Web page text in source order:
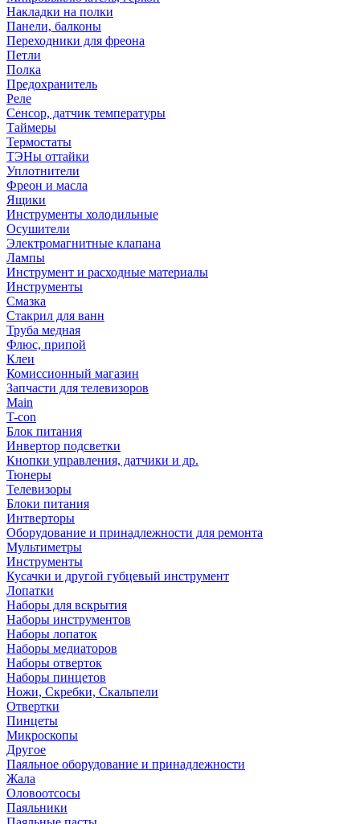
Накладки на полки
Панели, балконы
Переходники для фреона
Петли
Полка
Предохранитель
Реле
Сенсор, датчик температуры
Таймеры
Термостаты
ТЭНы оттайки
Уплотнители
Фреон и масла
Ящики
Инструменты холодильные
Осушители
Электромагнитные клапана
Лампы
Инструмент и расходные материалы
Инструменты
Смазка
Стакрил для ванн
Труба медная
Флюс, припой
Клеи
Комиссионный магазин
Запчасти для телевизоров
Main
T-con
Блок питания
Инвертор подсветки
Кнопки управления, датчики и др.
Тюнеры
Телевизоры
Блоки питания
Интверторы
Оборудование и принадлежности для ремонта
Мультиметры
Инструменты
Кусачки и другой губцевый инструмент
Лопатки
Наборы для вскрытия
Наборы инструментов
Наборы лопаток
Наборы медиаторов
Наборы отверток
Наборы пинцетов
Ножи, Скребки, Скальпели
Отвертки
Пинцеты
Микроскопы
Другое
Паяльное оборудование и принадлежности
Жала
Оловоотсосы
Паяльники